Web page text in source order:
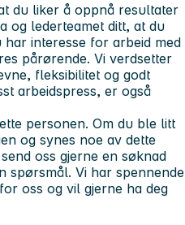
du liker å oppnå resultater
og lederteamet ditt, at du
interesse for arbeid med
pårørende. Vi verdsetter
fleksibilitet og godt
arbeidspress, er også
personen. Om du ble litt
og synes noe av dette
oss gjerne en søknad
spørsmål. Vi har spennende
oss og vil gjerne ha deg